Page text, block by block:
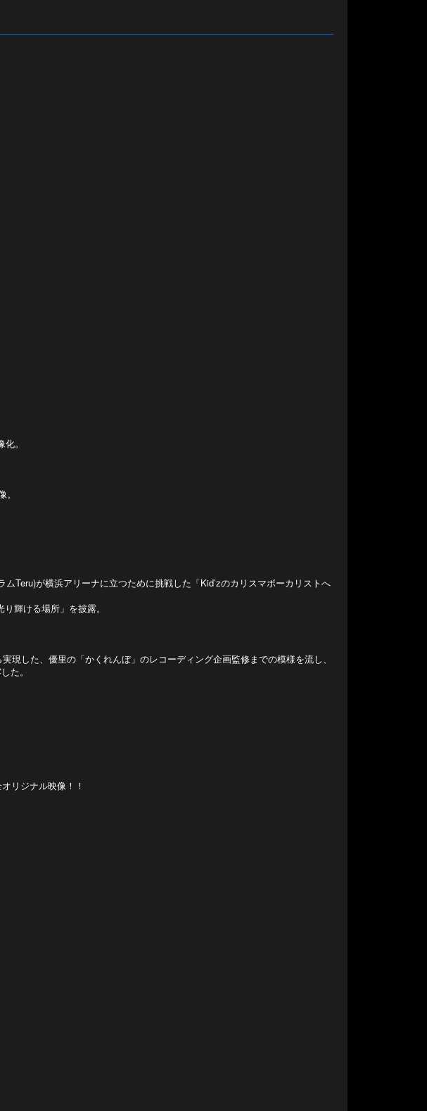
。
Teru)が横浜アリーナに立つために挑戦した「Kid’zのカリスマボーカリストへ
輝ける場所」を披露。
した、優里の「かくれんぼ」のレコーディング企画監修までの模様を流し、
た。
リジナル映像！！